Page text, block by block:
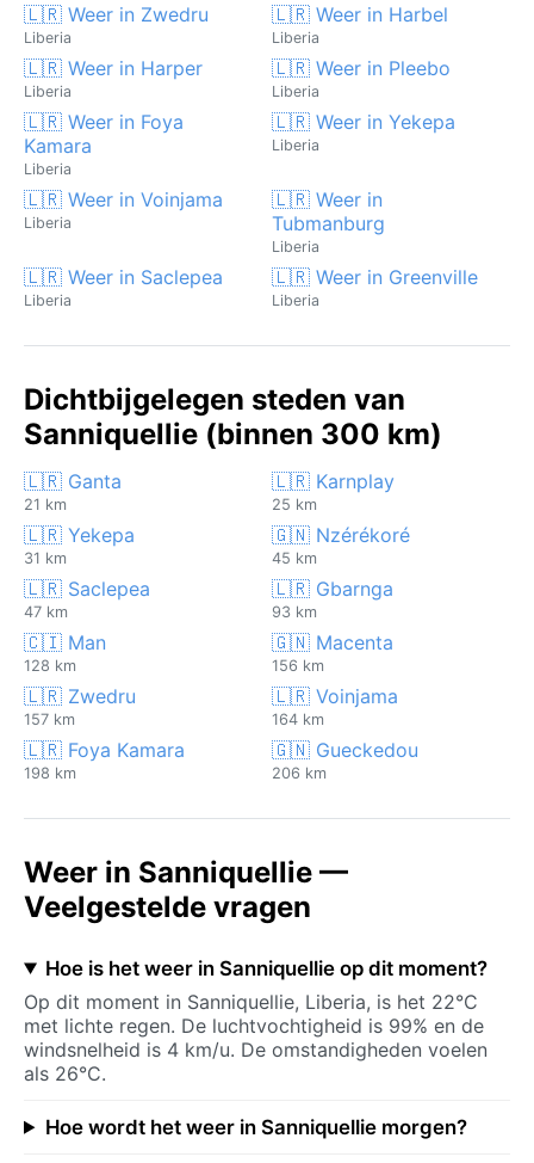
🇱🇷 Weer in Zwedru
Liberia
🇱🇷 Weer in Harbel
Liberia
🇱🇷 Weer in Harper
Liberia
🇱🇷 Weer in Pleebo
Liberia
🇱🇷 Weer in Foya
Kamara
Liberia
🇱🇷 Weer in Yekepa
Liberia
🇱🇷 Weer in Voinjama
Liberia
🇱🇷 Weer in
Tubmanburg
Liberia
🇱🇷 Weer in Saclepea
Liberia
🇱🇷 Weer in Greenville
Liberia
Dichtbijgelegen steden van
Sanniquellie (binnen 300 km)
🇱🇷 Ganta
21 km
🇱🇷 Karnplay
25 km
🇱🇷 Yekepa
31 km
🇬🇳 Nzérékoré
45 km
🇱🇷 Saclepea
47 km
🇱🇷 Gbarnga
93 km
🇨🇮 Man
128 km
🇬🇳 Macenta
156 km
🇱🇷 Zwedru
157 km
🇱🇷 Voinjama
164 km
🇱🇷 Foya Kamara
198 km
🇬🇳 Gueckedou
206 km
Weer in Sanniquellie —
Veelgestelde vragen
Hoe is het weer in Sanniquellie op dit moment?
Op dit moment in Sanniquellie, Liberia, is het 22°C
met lichte regen. De luchtvochtigheid is 99% en de
windsnelheid is 4 km/u. De omstandigheden voelen
als 26°C.
Hoe wordt het weer in Sanniquellie morgen?